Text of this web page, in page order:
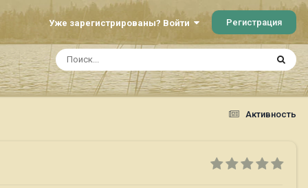
Уже зарегистрированы? Войти Регистрация
Активность